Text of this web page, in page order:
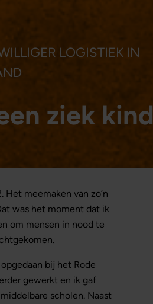
LOGISTIEK IN
ziek kind
Het meemaken van zo’n
was het moment dat ik
om mensen in nood te
bij het Rode
gewerkt en ik gaf
scholen. Naast